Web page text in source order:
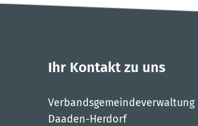
Ihr Kontakt zu uns
Verbandsgemeindeverwaltung
Daaden-Herdorf